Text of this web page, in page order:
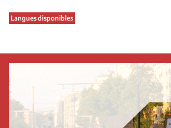
Langues disponibles